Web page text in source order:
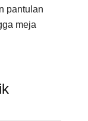
pantulan
meja